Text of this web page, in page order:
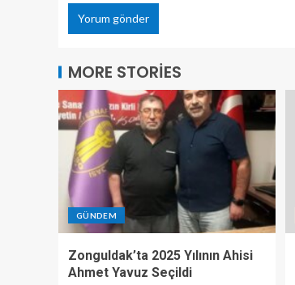
MORE STORIES
GÜNDEM
Zonguldak’ta 2025 Yılının Ahisi
Ahmet Yavuz Seçildi